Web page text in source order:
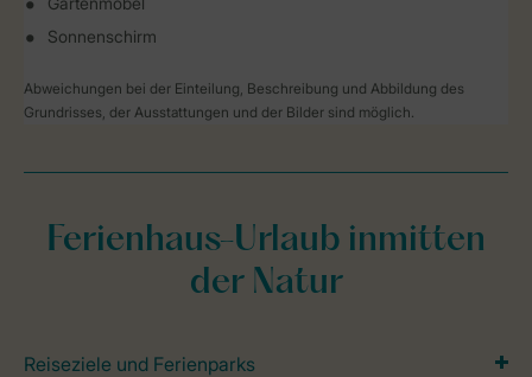
Sonnenschirm
Abweichungen bei der Einteilung, Beschreibung und Abbildung des
Grundrisses, der Ausstattungen und der Bilder sind möglich.
Ferienhaus-Urlaub inmitten
der Natur
Reiseziele und Ferienparks